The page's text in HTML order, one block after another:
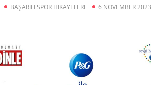
BAŞARILI SPOR HIKAYELERI 6 NOVEMBER 2023